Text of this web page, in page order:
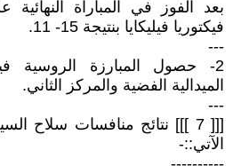
بعد الفوز في المباراة النهائية
فيكتوريا فيليكايا بنتيجة 15- 11.
---
2- حصول المبارزة الروسية
الميدالية الفضية والمركز الثاني.
---
[[[ 7 ]]] نتائج منافسات سلاح
الآتي::-